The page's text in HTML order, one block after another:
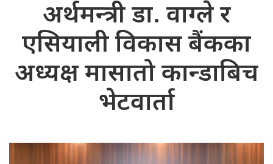
अर्थमन्त्री डा. वाग्ले र
एसियाली विकास बैंकका
अध्यक्ष मासातो कान्डाबिच
भेटवार्ता